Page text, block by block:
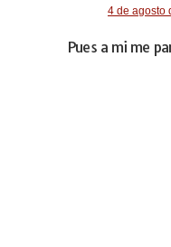
4 de agosto
Pues a mi me